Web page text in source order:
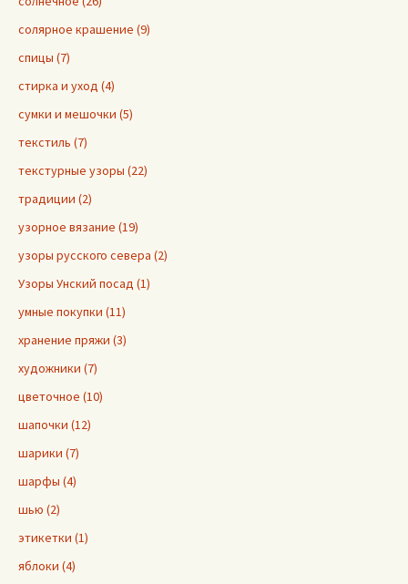
солярное крашение (9)
спицы (7)
стирка и уход (4)
сумки и мешочки (5)
текстиль (7)
текстурные узоры (22)
традиции (2)
узорное вязание (19)
узоры русского севера (2)
Узоры Унский посад (1)
умные покупки (11)
хранение пряжи (3)
художники (7)
цветочное (10)
шапочки (12)
шарики (7)
шарфы (4)
шью (2)
этикетки (1)
яблоки (4)